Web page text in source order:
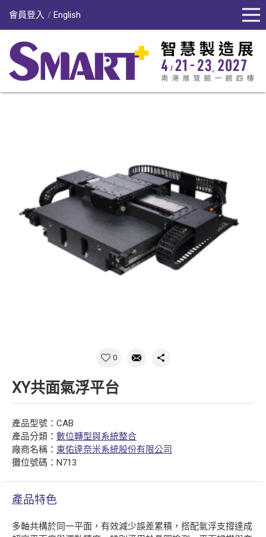
會員登入 English
0
XY共面氣浮平台
產品型號：CAB
產品分類： 數位轉型與系統整合
廠商名稱： 東佑達奈米系統股份有限公司
攤位號碼：N713
產品特色
多軸共構於同一平面，有效減少誤差累積，搭配氣浮支撐達成